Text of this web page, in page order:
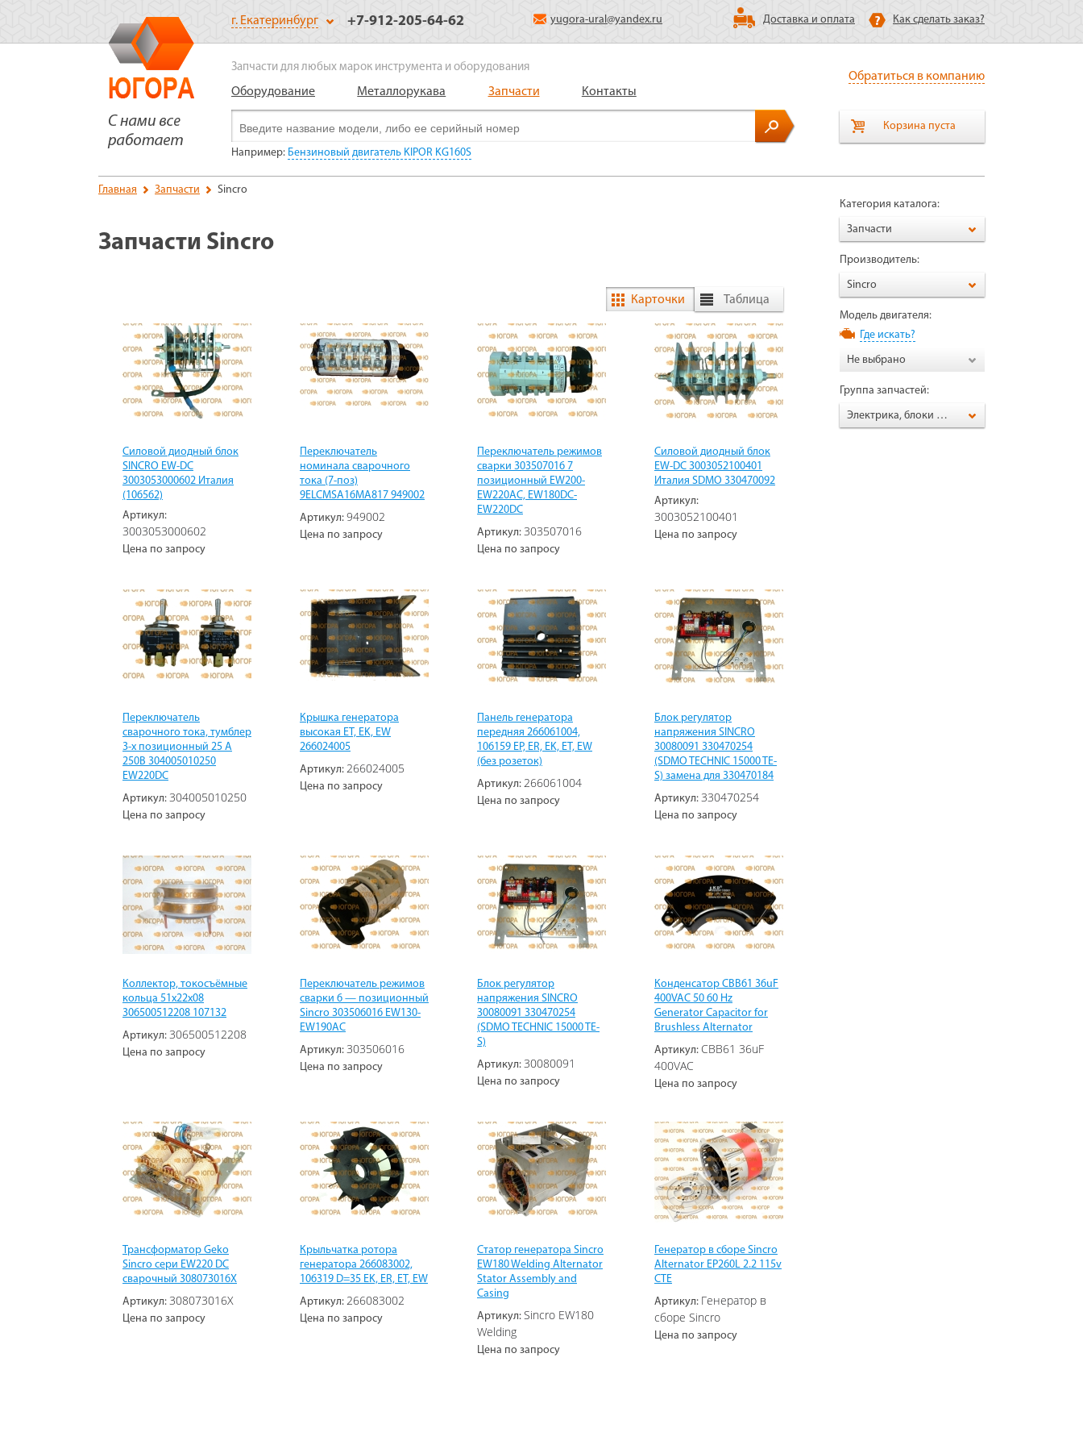
г. Екатеринбург +7-912-205-64-62 yugora-ural@yandex.ru Доставка и оплата Как сделать заказ?
Запчасти для любых марок инструмента и оборудования
Оборудование Металлорукава Запчасти Контакты
Обратиться в компанию
Корзина пуста
Например: Бензиновый двигатель KIPOR KG160S
Главная Запчасти
Sincro
Категория каталога:
Запчасти
Производитель:
Sincro
Модель двигателя:
Где искать?
Не выбрано
Группа запчастей:
Электрика, блоки AVR, щётки, зип для генератора
Запчасти Sincro
Карточки Таблица
Силовой диодный блок
SINCRO EW-DC
3003053000602 Италия
(106562)
Артикул:
3003053000602
Цена по запросу
Переключатель
номинала сварочного
тока (7-поз)
9ELCMSA16MA817 949002
Артикул: 949002
Цена по запросу
Переключатель режимов
сварки 303507016 7
позиционный EW200-
EW220AC, EW180DC-
EW220DC
Артикул: 303507016
Цена по запросу
Силовой диодный блок
EW-DC 3003052100401
Италия SDMO 330470092
Артикул:
3003052100401
Цена по запросу
Переключатель
сварочного тока, тумблер
3-х позиционный 25 А
250В 304005010250
EW220DC
Артикул: 304005010250
Цена по запросу
Крышка генератора
высокая ET, EK, EW
266024005
Артикул: 266024005
Цена по запросу
Панель генератора
передняя 266061004,
106159 EP, ER, EK, ET, EW
(без розеток)
Артикул: 266061004
Цена по запросу
Блок регулятор
напряжения SINCRO
30080091 330470254
(SDMO TECHNIC 15000 TE-
S) замена для 330470184
Артикул: 330470254
Цена по запросу
Коллектор, токосъёмные
кольца 51х22х08
306500512208 107132
Артикул: 306500512208
Цена по запросу
Переключатель режимов
сварки 6 — позиционный
Sincro 303506016 EW130-
EW190AC
Артикул: 303506016
Цена по запросу
Блок регулятор
напряжения SINCRO
30080091 330470254
(SDMO TECHNIC 15000 TE-
S)
Артикул: 30080091
Цена по запросу
Конденсатор CBB61 36uF
400VAC 50 60 Hz
Generator Capacitor for
Brushless Alternator
Артикул: CBB61 36uF
400VAC
Цена по запросу
Трансформатор Geko
Sincro сери EW220 DC
сварочный 308073016X
Артикул: 308073016X
Цена по запросу
Крыльчатка ротора
генератора 266083002,
106319 D=35 EK, ER, ET, EW
Артикул: 266083002
Цена по запросу
Статор генератора Sincro
EW180 Welding Alternator
Stator Assembly and
Casing
Артикул: Sincro EW180
Welding
Цена по запросу
Генератор в сборе Sincro
Alternator EP260L 2.2 115v
CTE
Артикул: Генератор в
сборе Sincro
Цена по запросу